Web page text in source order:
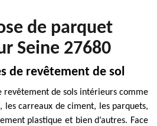
de parquet
Seine 27680
de revêtement de sol
revêtement de sols intérieurs comme
les carreaux de ciment, les parquets,
plastique et bien d’autres. Face